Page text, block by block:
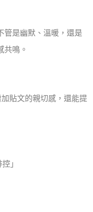
管是幽默、溫暖，還是
共鳴。
貼文的親切感，還能提
」